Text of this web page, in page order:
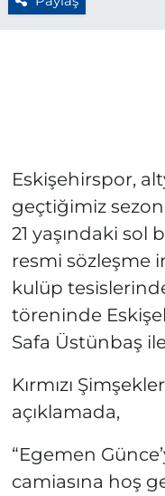
Eskişehirspor,
geçtiğimiz sezon
21 yaşındaki sol
resmi sözleşme
kulüp
töreninde
Safa Üstünbaş
Kırmızı
açıklamada,
“Egemen
camiasına hoş